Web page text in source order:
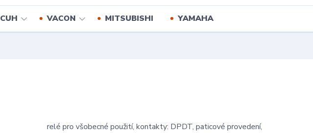
CUH VACON MITSUBISHI YAMAHA
relé pro všobecné použití, kontakty: DPDT, paticové provedení,